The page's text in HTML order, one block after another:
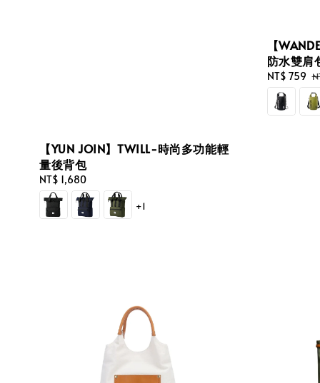
【YUN JOIN】TWILL-時尚多功能輕
量後背包
Regular
price
NT$ 1,680
+1
【
防水雙肩
Sale
price
NT$ 759